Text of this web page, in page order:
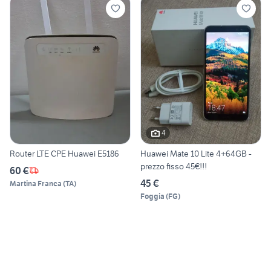
Router LTE CPE Huawei E5186
60 €
Martina Franca (TA)
4
Huawei Mate 10 Lite 4+64GB -
prezzo fisso 45€!!!
45 €
Foggia (FG)